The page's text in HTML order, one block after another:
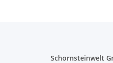
Schornsteinwelt